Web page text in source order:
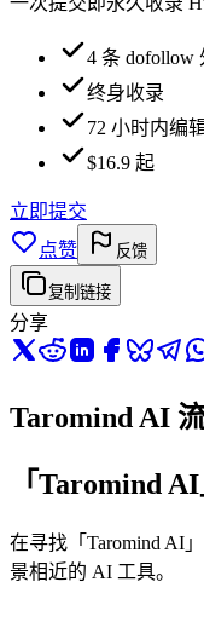
4 条 dofollow
终身收录
72 小时内编
$16.9 起
立即提交
点赞
反馈
复制链接
分享
Taromind AI
「Taromind
在寻找「Taromind AI
景相近的 AI 工具。